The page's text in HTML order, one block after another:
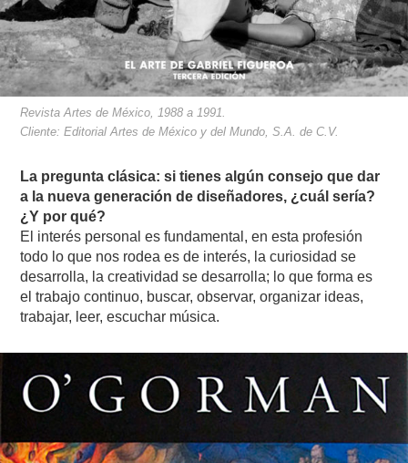
Revista Artes de México, 1988 a 1991.
Cliente: Editorial Artes de México y del Mundo, S.A. de C.V.
La pregunta clásica: si tienes algún consejo que dar
a la nueva generación de diseñadores, ¿cuál sería?
¿Y por qué?
El interés personal es fundamental, en esta profesión
todo lo que nos rodea es de interés, la curiosidad se
desarrolla, la creatividad se desarrolla; lo que forma es
el trabajo continuo, buscar, observar, organizar ideas,
trabajar, leer, escuchar música.